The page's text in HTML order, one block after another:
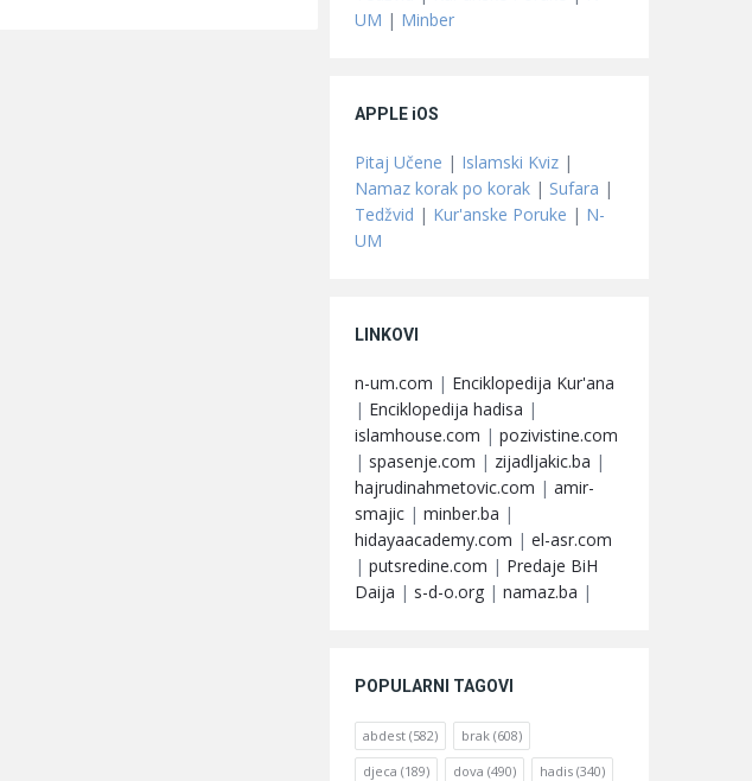
UM | Minber
APPLE iOS
Pitaj Učene | Islamski Kviz |
Namaz korak po korak | Sufara |
Tedžvid | Kur'anske Poruke | N-
UM
LINKOVI
n-um.com | Enciklopedija Kur'ana
| Enciklopedija hadisa |
islamhouse.com | pozivistine.com
| spasenje.com | zijadljakic.ba |
hajrudinahmetovic.com | amir-
smajic | minber.ba |
hidayaacademy.com | el-asr.com
| putsredine.com | Predaje BiH
Daija | s-d-o.org | namaz.ba |
POPULARNI TAGOVI
abdest (582) brak (608)
djeca (189) dova (490) hadis (340)